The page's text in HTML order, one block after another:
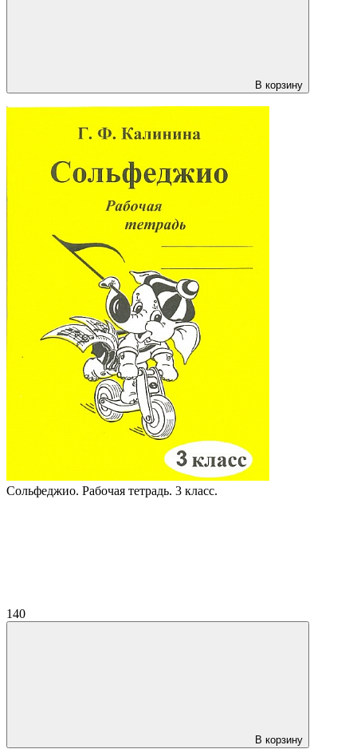
В корзину
Сольфеджио. Рабочая тетрадь. 3 класс.
140
В корзину